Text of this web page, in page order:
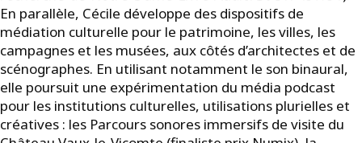
En parallèle, Cécile développe des dispositifs de
médiation culturelle pour le patrimoine, les villes, les
campagnes et les musées, aux côtés d’architectes et de
scénographes. En utilisant notamment le son binaural,
elle poursuit une expérimentation du média podcast
pour les institutions culturelles, utilisations plurielles et
créatives : les Parcours sonores immersifs de visite du